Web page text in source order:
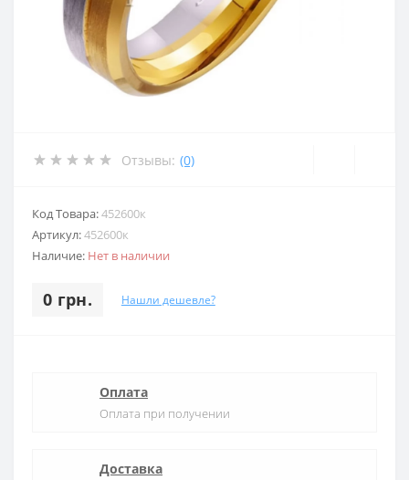
Отзывы: (0)
Код Товара:452600к
Артикул:452600к
Наличие: Нет в наличии
0 грн. Нашли дешевле?
Оплата
Оплата при получении
Доставка